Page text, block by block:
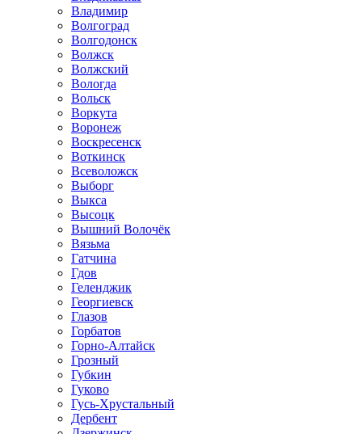
Владимир
Волгоград
Волгодонск
Волжск
Волжский
Вологда
Вольск
Воркута
Воронеж
Воскресенск
Воткинск
Всеволожск
Выборг
Выкса
Высоцк
Вышний Волочёк
Вязьма
Гатчина
Гдов
Геленджик
Георгиевск
Глазов
Горбатов
Горно-Алтайск
Грозный
Губкин
Гуково
Гусь-Хрустальный
Дербент